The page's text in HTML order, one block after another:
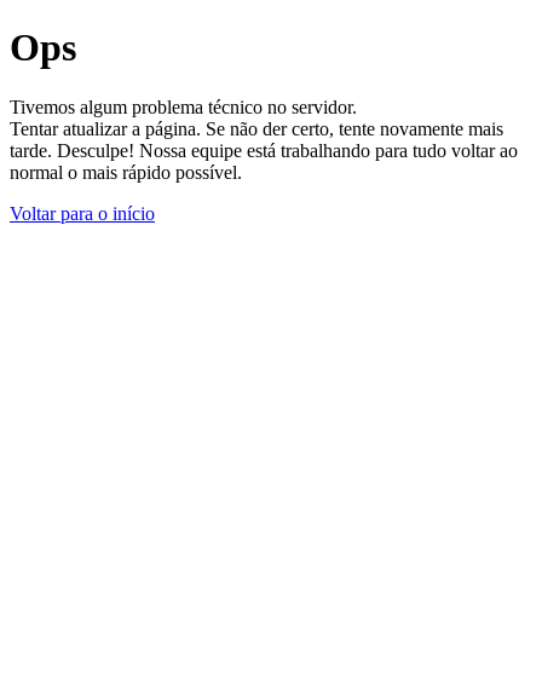
Ops
Tivemos algum problema técnico no servidor.
Tentar atualizar a página. Se não der certo, tente novamente mais
tarde. Desculpe! Nossa equipe está trabalhando para tudo voltar ao
normal o mais rápido possível.
Voltar para o início